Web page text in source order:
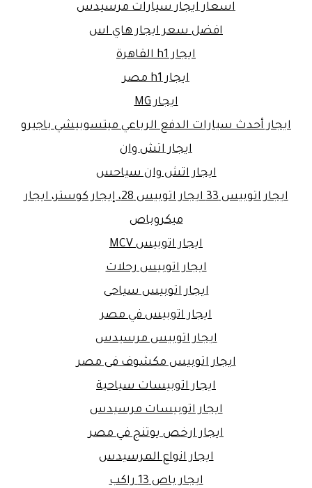
اسعار ايجار سيارات مرسيدس
افضل سعر ايجار هاي اس
ايجار h1 القاهرة
ايجار h1 مصر
ايجار MG
ايجار أحدث سيارات الدفع الرباعي ميتسوبيشي باجيرو
ايجار اتش وان
ايجار اتش وان سياحس
ايجار اتوبيس 33 ايجار اتوبيس 28، إيجار كوستر، ايجار
ميكروباص
ايجار اتوبيس MCV
ايجار اتوبيس رحلات
ايجار اتوبيس سياحى
ايجار اتوبيس في مصر
ايجار اتوبيس مرسيدس
ايجار اتوبيس مكشوف فى مصر
ايجار اتوبيسات سياحية
ايجار اتوبيسات مرسيدس
ايجار ارخص يوتنج في مصر
ايجار انواع المرسيدس
ايجار باص 13 راكب